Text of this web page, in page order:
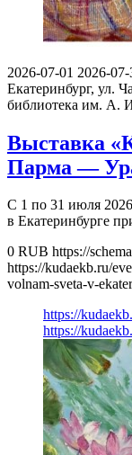
2026-07-01 2026-07-
Екатеринбург, ул.
библиотека им. А.
Выставка
Парма —
С 1 по 31 июля
в Екатеринбурге
0 RUB https://
https://kudaekb.ru/
volnam-sveta-v-
https://
https://